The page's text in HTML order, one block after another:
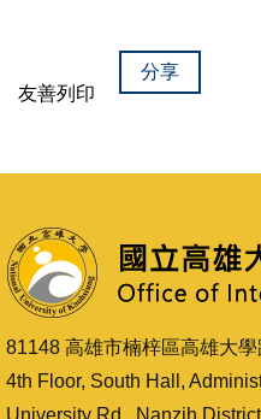
友善列印
分享
81148 高雄市楠梓區高雄大
4th Floor, South Hall,